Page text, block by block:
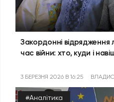
Закордонні відрядження
час війни: хто, куди і
3 БЕРЕЗНЯ 2026 В 16:25
#Аналітика